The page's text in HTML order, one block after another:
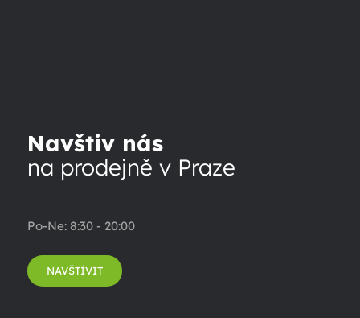
Navštiv nás
na prodejně v Praze
Po-Ne: 8:30 - 20:00
NAVŠTÍVIT